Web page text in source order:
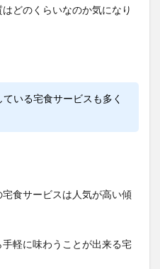
どのくらいなのか気になり
いる宅食サービスも多く
食サービスは人気が高い傾
軽に味わうことが出来る宅